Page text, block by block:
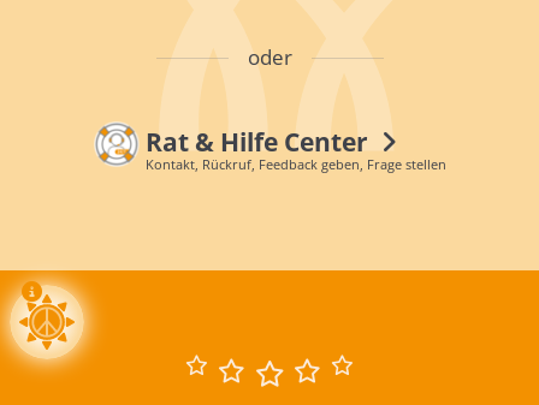
oder
Rat & Hilfe Center
Kontakt, Rückruf, Feedback geben, Frage stellen